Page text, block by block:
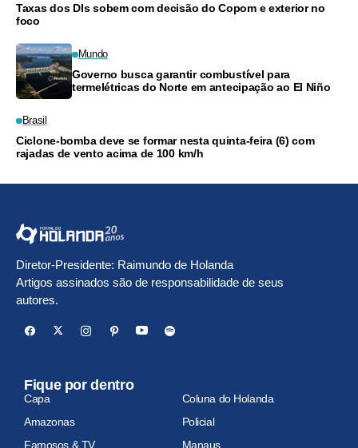
Taxas dos DIs sobem com decisão do Copom e exterior no
foco
Mundo
Governo busca garantir combustível para
termelétricas do Norte em antecipação ao El Niño
Brasil
Ciclone-bomba deve se formar nesta quinta-feira (6) com
rajadas de vento acima de 100 km/h
Diretor-Presidente: Raimundo de Holanda
Artigos assinados são de responsabilidade de seus
autores.
Fique por dentro
Capa
Coluna do Holanda
Amazonas
Policial
Famosos & TV
Manaus